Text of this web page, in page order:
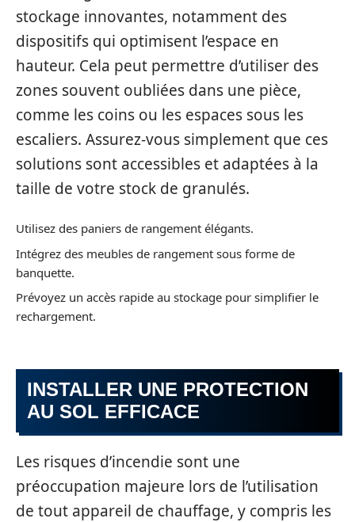
stockage innovantes, notamment des
dispositifs qui optimisent l’espace en
hauteur. Cela peut permettre d’utiliser des
zones souvent oubliées dans une pièce,
comme les coins ou les espaces sous les
escaliers. Assurez-vous simplement que ces
solutions sont accessibles et adaptées à la
taille de votre stock de granulés.
Utilisez des paniers de rangement élégants.
Intégrez des meubles de rangement sous forme de
banquette.
Prévoyez un accès rapide au stockage pour simplifier le
rechargement.
INSTALLER UNE PROTECTION
AU SOL EFFICACE
Les risques d’incendie sont une
préoccupation majeure lors de l’utilisation
de tout appareil de chauffage, y compris les